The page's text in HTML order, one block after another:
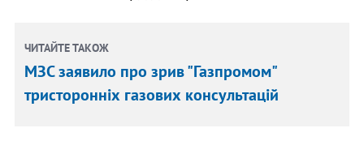
ЧИТАЙТЕ ТАКОЖ
МЗС заявило про зрив "Газпромом"
тристоронніх газових консультацій